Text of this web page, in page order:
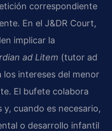
correspondiente
En el J&DR Court,
implicar la
ad Litem (tutor ad
intereses del menor
El bufete colabora
cuando es necesario,
o desarrollo infantil